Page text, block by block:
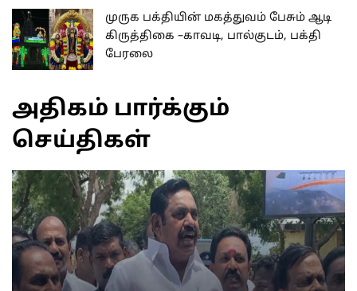
முருக பக்தியின் மகத்துவம் பேசும் ஆடி
கிருத்திகை –காவடி, பால்குடம், பக்தி
பேரலை
அதிகம் பார்க்கும்
செய்திகள்